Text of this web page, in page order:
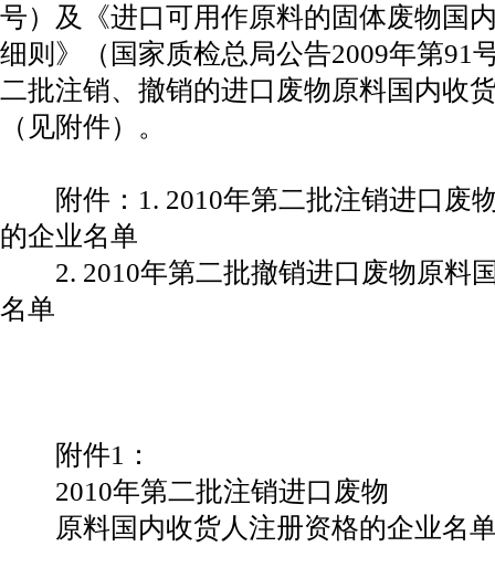
号）及《进口可用作原料的固体废物国
细则》（国家质检总局公告2009年第91
二批注销、撤销的进口废物原料国内收
（见附件）。
附件：1. 2010年第二批注销进口废
的企业名单
2. 2010年第二批撤销进口废物原料
名单
附件1：
2010年第二批注销进口废物
原料国内收货人注册资格的企业名